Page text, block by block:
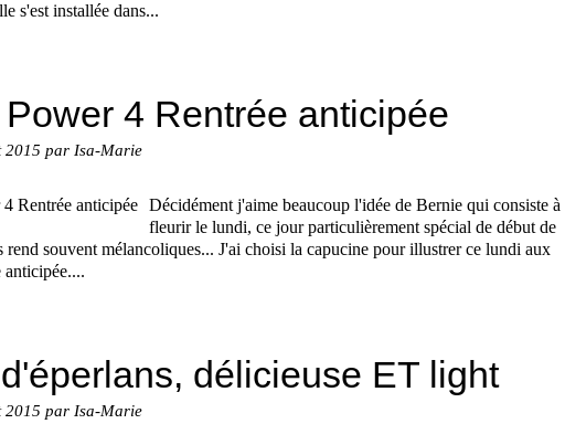
s'est installée dans...
4 Rentrée anticipée
2015 par Isa-Marie
Décidément j'aime beaucoup l'idée de Bernie qui consiste à
fleurir le lundi, ce jour particulièrement spécial de début de
rend souvent mélancoliques... J'ai choisi la capucine pour illustrer ce lundi aux
anticipée....
délicieuse ET light
2015 par Isa-Marie